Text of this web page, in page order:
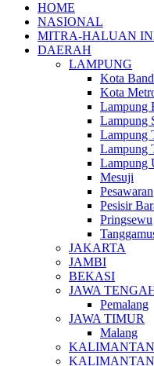
HOME
NASIONAL
MITRA-HALUAN
DAERAH
LAMPUNG
Kota
Kota
Lampung
Lampung
Lampung
Lampung
Lampung
Mesuji
Pesawaran
Pesisir
Pringsewu
JAKARTA
JAMBI
BEKASI
JAWA
Pemalang
JAWA TIMUR
Malang